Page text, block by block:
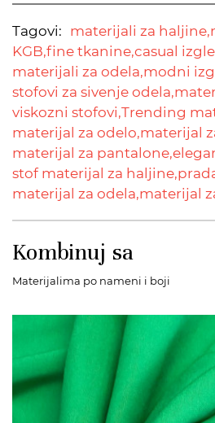
Tagovi: materijali za haljine,
KGB,fine tkanine,casual
materijali za odela,modni
stofovi za sivenje odela,
viskozni stofovi,Trending
materijal za odelo,materijal
materijal za pantalone,
stof materijal za haljine,
materijal za odela,materijal
Kombinuj sa
Materijalima po nameni i boji